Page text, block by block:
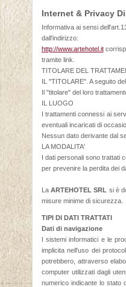
Internet & Privacy
Informativa ai sensi
dall'indirizzo:
http://www.artehotel.it
tramite link.
TITOLARE DEL
IL "TITOLARE". A seguito
Il "titolare" del loro
IL LUOGO
I trattamenti connessi ai
eventuali incaricati di
Nessun dato derivante dal
LA MODALITA'
I dati personali sono trattati
per prevenire la perdita dei
La ARTEHOTEL SRL si è
misure minime di sicurezza.
TIPI DI DATI TRATTATI
Dati di navigazione
I sistemi informatici e le
implicita nell'uso dei
potrebbero, attraverso
computer utilizzati dagli
numerico indicante lo stato